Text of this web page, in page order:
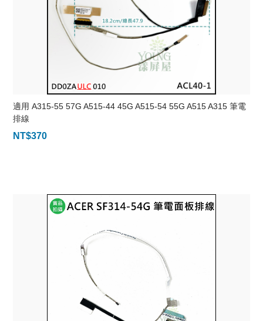
適用 A315-55 57G A515-44 45G A515-54 55G A515 A315 筆電
排線
NT$370